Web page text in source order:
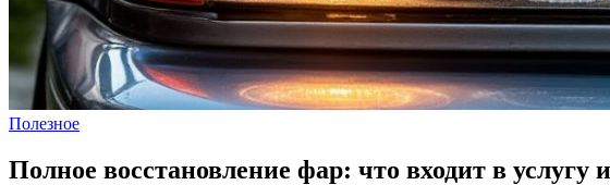
Полезное
Полное восстановление фар: что входит в